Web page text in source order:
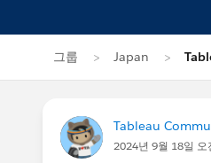
그룹 Japan
Tableau
2024년 9월 18일 오